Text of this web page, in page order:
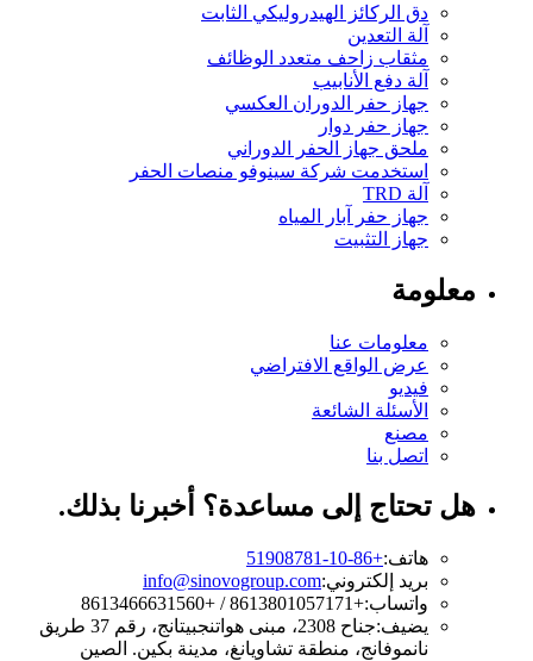
دق الركائز الهيدروليكي الثابت
آلة التعدين
مثقاب زاحف متعدد الوظائف
آلة دفع الأنابيب
جهاز حفر الدوران العكسي
جهاز حفر دوار
ملحق جهاز الحفر الدوراني
استخدمت شركة سينوفو منصات الحفر
آلة TRD
جهاز حفر آبار المياه
جهاز التثبيت
معلومة
معلومات عنا
عرض الواقع الافتراضي
فيديو
الأسئلة الشائعة
مصنع
اتصل بنا
هل تحتاج إلى مساعدة؟ أخبرنا بذلك.
هاتف:+86-10-51908781
بريد إلكتروني:info@sinovogroup.com
واتساب:+8613801057171 / +8613466631560
يضيف:
جناح 2308، مبنى هواتنجبيتانج، رقم 37 طريق
نانموفانج، منطقة تشاويانغ، مدينة بكين. الصين